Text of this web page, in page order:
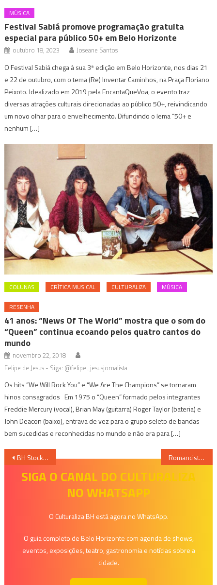
MÚSICA
Festival Sabiá promove programação gratuita
especial para público 50+ em Belo Horizonte
outubro 18, 2023 Joseane Santos
O Festival Sabiá chega à sua 3ª edição em Belo Horizonte, nos dias 21
e 22 de outubro, com o tema (Re) Inventar Caminhos, na Praça Floriano
Peixoto. Idealizado em 2019 pela EncantaQueVoa, o evento traz
diversas atrações culturais direcionadas ao público 50+, reivindicando
um novo olhar para o envelhecimento. Difundindo o lema “50+ e
nenhum […]
COLUNAS CRÍTICA MUSICAL CULTURALIZA MÚSICA
RESENHA
41 anos: “News Of The World” mostra que o som do
“Queen” continua ecoando pelos quatro cantos do
mundo
novembro 22, 2018
Felipe de Jesus - Siga: @felipe_jesusjornalista
Os hits “We Will Rock You” e “We Are The Champions” se tornaram
hinos consagrados Em 1975 o “Queen” formado pelos integrantes
Freddie Mercury (vocal), Brian May (guitarra) Roger Taylor (bateria) e
John Deacon (baixo), entrava de vez para o grupo seleto de bandas
bem sucedidas e reconhecidas no mundo e não era para […]
Navegação
BH Stock Festival: Sérgio Sette Câmara recebe homenagem do Sindicato dos Taxistas Romancista erótica Nàna Páuvoli participa da Bienal de São Paulo com relançamento de livro
SIGA O CANAL DO CULTURALIZA
NO WHATSAPP
O Culturaliza BH está agora no WhatsApp.
O guia completo de Belo Horizonte com agenda de shows,
eventos, exposições, teatro, gastronomia e notícias sobre a
cidade.